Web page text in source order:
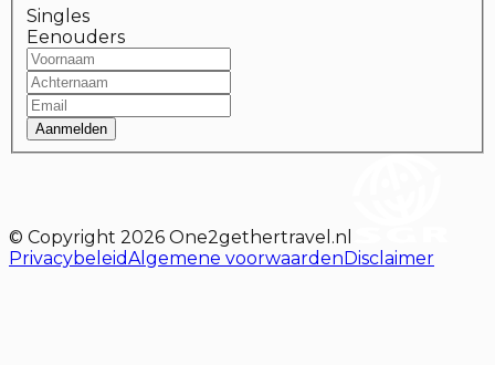
Singles
Eenouders
Aanmelden
© Copyright 2026 One2gethertravel.nl
PrivacybeleidAlgemene voorwaardenDisclaimer